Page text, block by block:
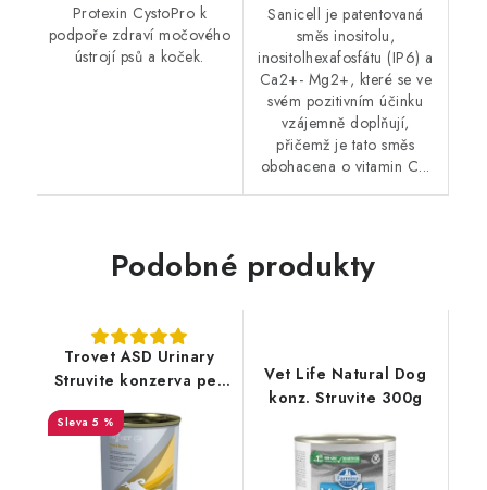
Protexin CystoPro k
podpoře zdraví močového
ústrojí psů a koček.
Sanicell je patentovaná
směs inositolu,
inositolhexafosfátu (IP6) a
Ca2+- Mg2+, které se ve
svém pozitivním účinku
vzájemně doplňují,
přičemž je tato směs
obohacena o vitamin C...
Podobné produkty
Trovet ASD Urinary
Struvite konzerva pes
5 %
Vet Life Natural Dog
konz. Struvite 300g